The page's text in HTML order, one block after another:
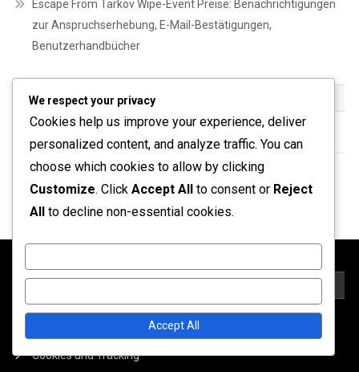
Escape From Tarkov Wipe-Event Preise: Benachrichtigungen
zur Anspruchserhebung, E-Mail-Bestätigungen,
Benutzerhandbücher
ARCHIV
March 2026
February 2026
Cookies und Tracking
We respect your privacy
Cookies help us improve your experience, deliver
personalized content, and analyze traffic. You can
choose which cookies to allow by clicking
Customize. Click Accept All to consent or Reject
All to decline non-essential cookies.
Accept All